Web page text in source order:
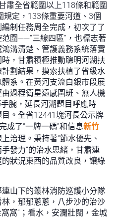
肅全省範圍以上118條和範圍
定，133條重要河道、3個
制任務周全完成，初次了了
圍——“三線四區”，也標志著
溝清楚、管護義務系統落實
，甘肅積極推動聰明河湖扶
劃結果，摸索扶植了省級水
系。在黃河支流白銀市段展
過程衛星遠感圖斑、無人機
腕，延長河湖題目呼應時
。全省12441塊河長公示牌
成了“一牌一碼”和信息新竹
治理。秉持著“節水優先、
發力”的治水思緒，甘肅連
狀況東西的品質改良，讓綠
山下的叢林消防巡護小分隊
，郁郁蔥蔥，八步沙的治沙
窩窩”；看水，安瀾壯闊，金城